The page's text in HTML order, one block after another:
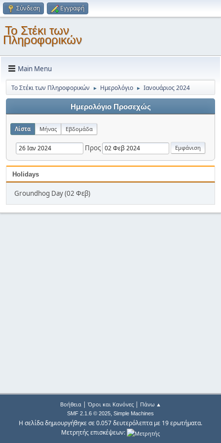
Σύνδεση Εγγραφή
Το Στέκι των
Πληροφορικών
Main Menu
Το Στέκι των Πληροφορικών ► Ημερολόγιο ► Ιανουάριος 2024
Ημερολόγιο Προσεχώς
Λίστα Μήνας Εβδομάδα
Προς
Holidays
Groundhog Day (02 Φεβ)
Βοήθεια| Όροι και Κανόνες| Πάνω ▲
SMF 2.1.6 © 2025, Simple Machines
Η σελίδα δημιουργήθηκε σε 0.057 δευτερόλεπτα με 19 ερωτήματα.
Μετρητής επισκέψεων: